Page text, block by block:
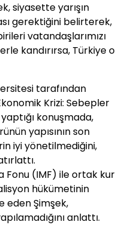
siyasette yarışın
gerektiğini belirterek,
vatandaşlarımızı
kandırırsa, Türkiye o
tarafından
Krizi: Sebepler
konuşmada,
yapısının son
iyi yönetilmediğini,
Fonu (IMF) ile ortak kur
hükümetinin
eden Şimşek,
anlattı.